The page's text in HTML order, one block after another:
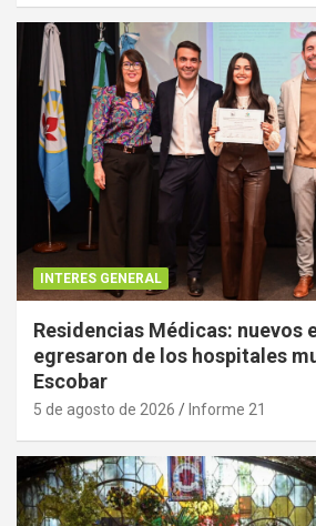
INTERES GENERAL
Residencias Médicas: nuevos
egresaron de los hospitales
Escobar
5 de agosto de 2026 Informe 21